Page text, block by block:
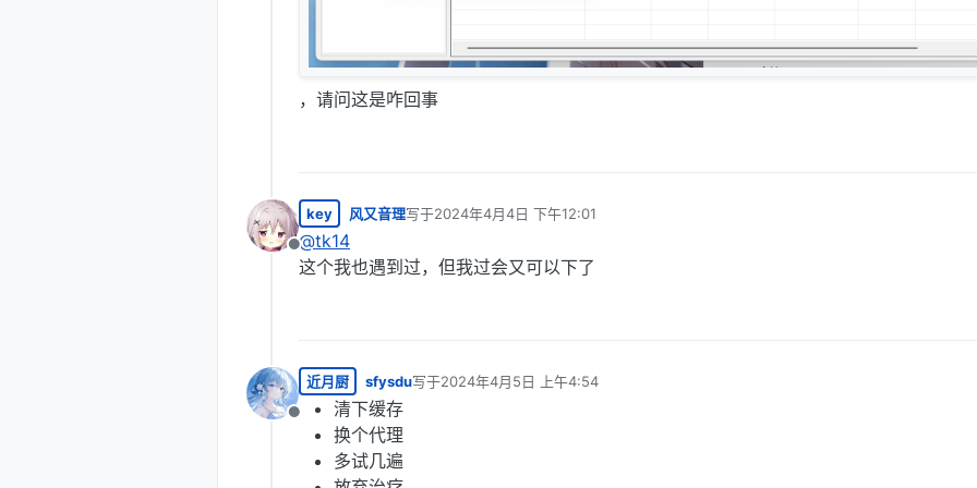
，请问这是咋回事
离线
key 风又音理写于2024年4月4日 下午12:01
最后由 编辑
@tk14
这个我也遇到过，但我过会又可以下了
离线
近月厨 sfysdu写于2024年4月5日 上午4:54
最后由 编辑
清下缓存
换个代理
多试几遍